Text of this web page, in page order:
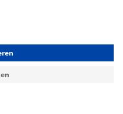
Impressum